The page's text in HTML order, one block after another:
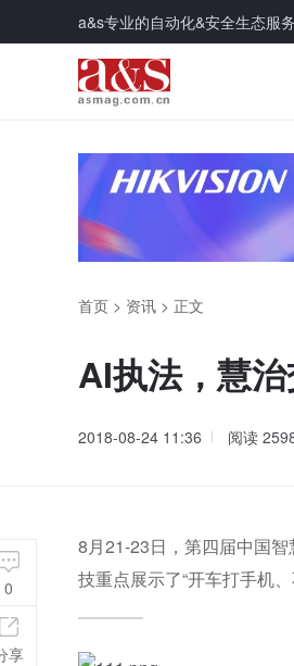
a&s专业的自动化&安全生态服
首页 > 资讯 > 正文
AI执法，慧
2018-08-24 11:36 阅读
8月21-23日，第四届中国
技重点展示了“开车打手机
0
享